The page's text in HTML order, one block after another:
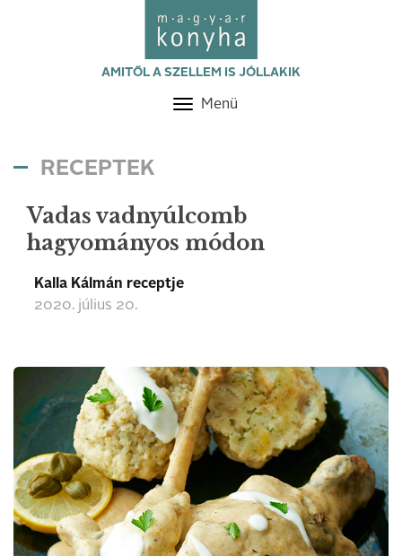
AMITŐL A SZELLEM IS JÓLLAKIK
Toggle
Menü
RECEPTEK
Vadas vadnyúlcomb
hagyományos módon
Kalla Kálmán receptje
2020. július 20.